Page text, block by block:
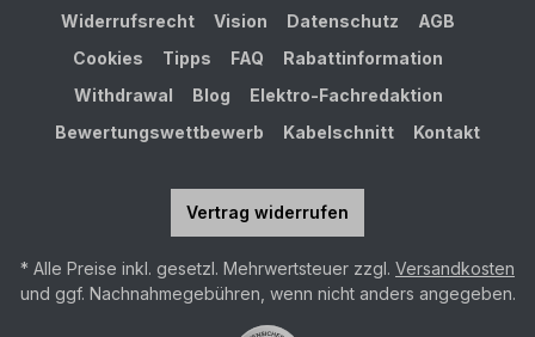
Widerrufsrecht
Vision Datenschutz
AGB
Cookies
Tipps FAQ
Rabattinformation
Withdrawal
Blog
Elektro-Fachredaktion
Bewertungswettbewerb
Kabelschnitt Kontakt
Vertrag widerrufen
* Alle Preise inkl. gesetzl. Mehrwertsteuer zzgl. Versandkosten
und ggf. Nachnahmegebühren, wenn nicht anders angegeben.